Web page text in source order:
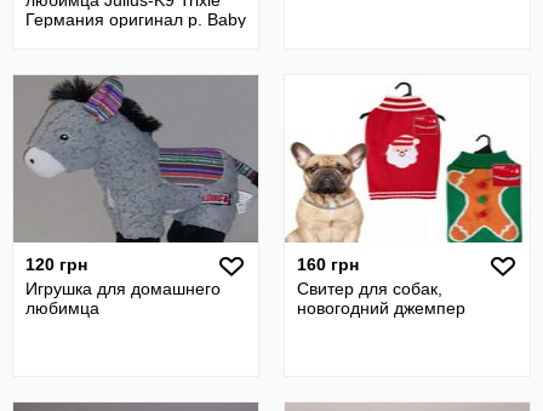
Германия оригинал р. Baby
120 грн
Игрушка для домашнего
любимца
160 грн
Свитер для собак,
новогодний джемпер